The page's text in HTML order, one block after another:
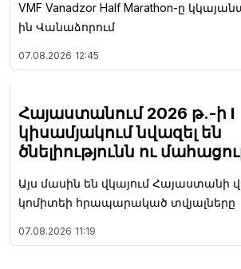
VMF Vanadzor Half Marathon-ը
ին Վանաձորում
07.08.2026 12:45
Հայաստանում 2026 թ.-ի I
կիսամյակում նվազել են
ծնելիությունն ու
Այս մասին են վկայում
կոմիտեի հրապարակած տվյալները
07.08.2026 11:19